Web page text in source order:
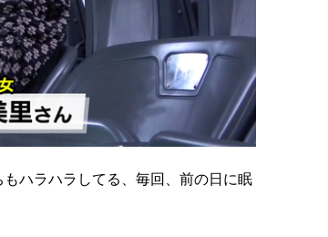
【道東のお気に入りを見つけたい】
ハラハラしてる、毎回、前の日に眠